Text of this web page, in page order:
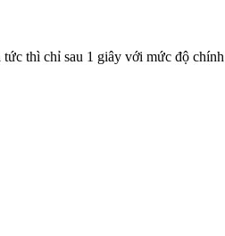
thì chỉ sau 1 giây với mức độ